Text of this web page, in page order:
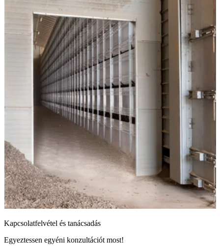
Kapcsolatfelvétel és tanácsadás
Egyeztessen egyéni konzultációt most!